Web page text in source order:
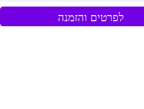
לפרטים והזמנה